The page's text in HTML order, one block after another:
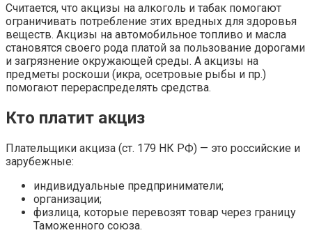
Считается, что акцизы на алкоголь и табак помогают
ограничивать потребление этих вредных для здоровья
веществ. Акцизы на автомобильное топливо и масла
становятся своего рода платой за пользование дорогами
и загрязнение окружающей среды. А акцизы на
предметы роскоши (икра, осетровые рыбы и пр.)
помогают перераспределять средства.
Кто платит акциз
Плательщики акциза (ст. 179 НК РФ) — это российские и
зарубежные:
индивидуальные предприниматели;
организации;
физлица, которые перевозят товар через границу
Таможенного союза.